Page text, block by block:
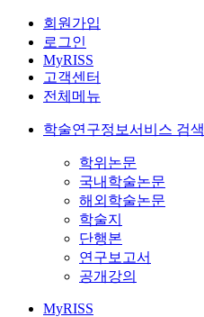
회원가입
로그인
MyRISS
고객센터
전체메뉴
학술연구정보서비스 검색
학위논문
국내학술논문
해외학술논문
학술지
단행본
연구보고서
공개강의
MyRISS